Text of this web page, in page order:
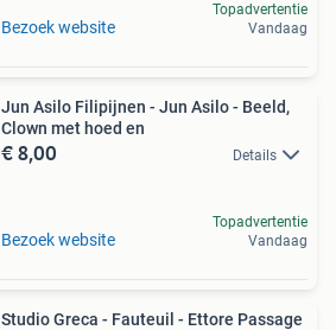
Bezoek website
Topadvertentie
Vandaag
Jun Asilo Filipijnen - Jun Asilo - Beeld,
Clown met hoed en
€ 8,00 Details
Bezoek website
Topadvertentie
Vandaag
Studio Greca - Fauteuil - Ettore Passage